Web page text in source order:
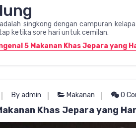
singkong dengan campuran
ketika sore hari untuk cemilan.
5 Makanan Khas Jepara yang
By admin Makanan 0
Khas Jepara yang